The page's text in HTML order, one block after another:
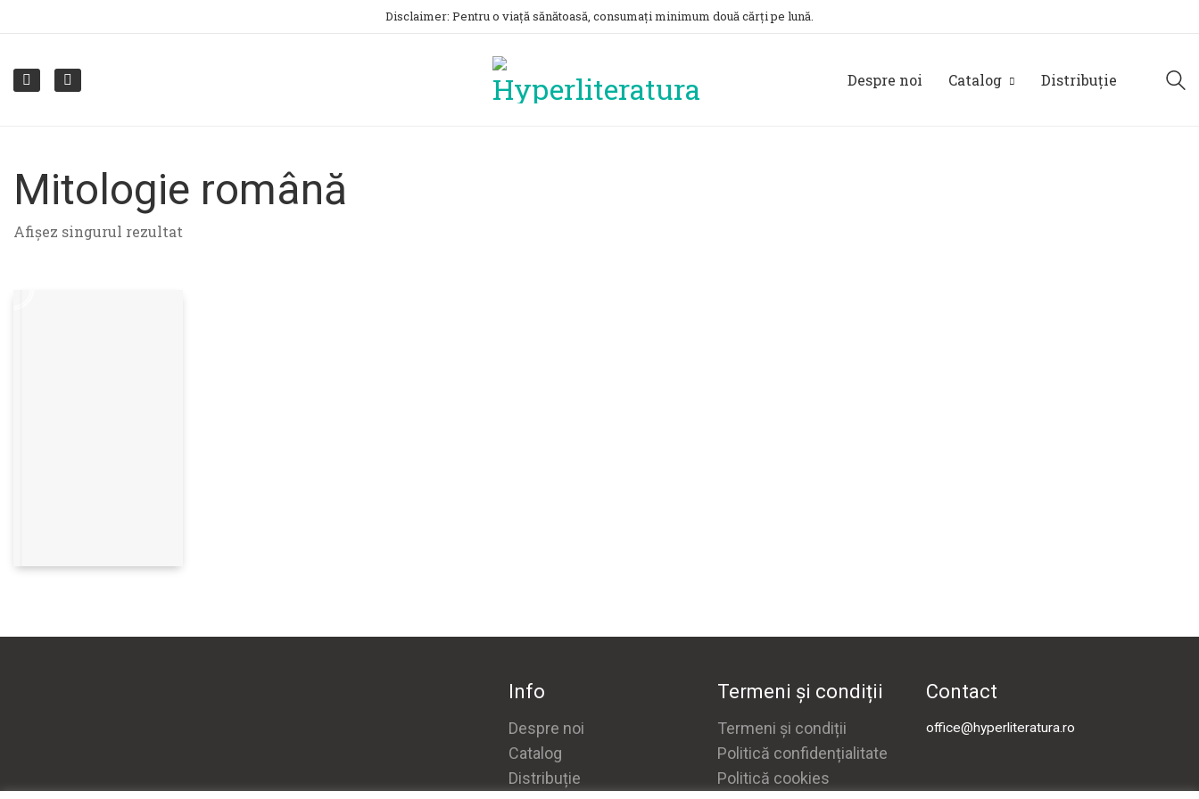
Disclaimer: Pentru o viață sănătoasă, consumați minimum două cărți pe lună.
Despre noi Catalog Distribuție
Mitologie română
Afișez singurul rezultat
Info
Despre noi
Catalog
Distribuție
Termeni și condiții
Termeni și condiții
Politică confidențialitate
Politică cookies
Contact
office@hyperliteratura.ro